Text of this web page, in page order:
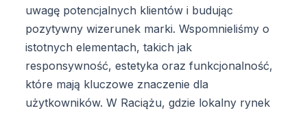
uwagę potencjalnych klientów i budując
pozytywny wizerunek marki. Wspomnieliśmy o
istotnych elementach, takich jak
responsywność, estetyka oraz funkcjonalność,
które mają kluczowe znaczenie dla
użytkowników. W Raciążu, gdzie lokalny rynek